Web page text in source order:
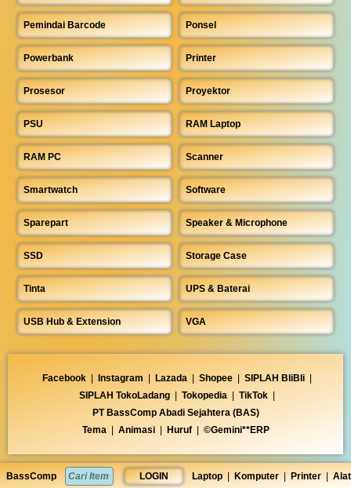
BassComp LOGIN Laptop Komputer Printer
Pemindai Barcode Ponsel
Powerbank Printer
Prosesor Proyektor
PSU RAM Laptop
RAM PC Scanner
Smartwatch Software
Sparepart Speaker & Microphone
SSD Storage Case
Tinta UPS & Baterai
USB Hub & Extension VGA
Facebook | Instagram | Lazada | Shopee | SIPLAH BliBli |
SIPLAH TokoLadang | Tokopedia | TikTok |
PT BassComp Abadi Sejahtera (BAS)
Tema | Animasi | Huruf | ©Gemini**ERP